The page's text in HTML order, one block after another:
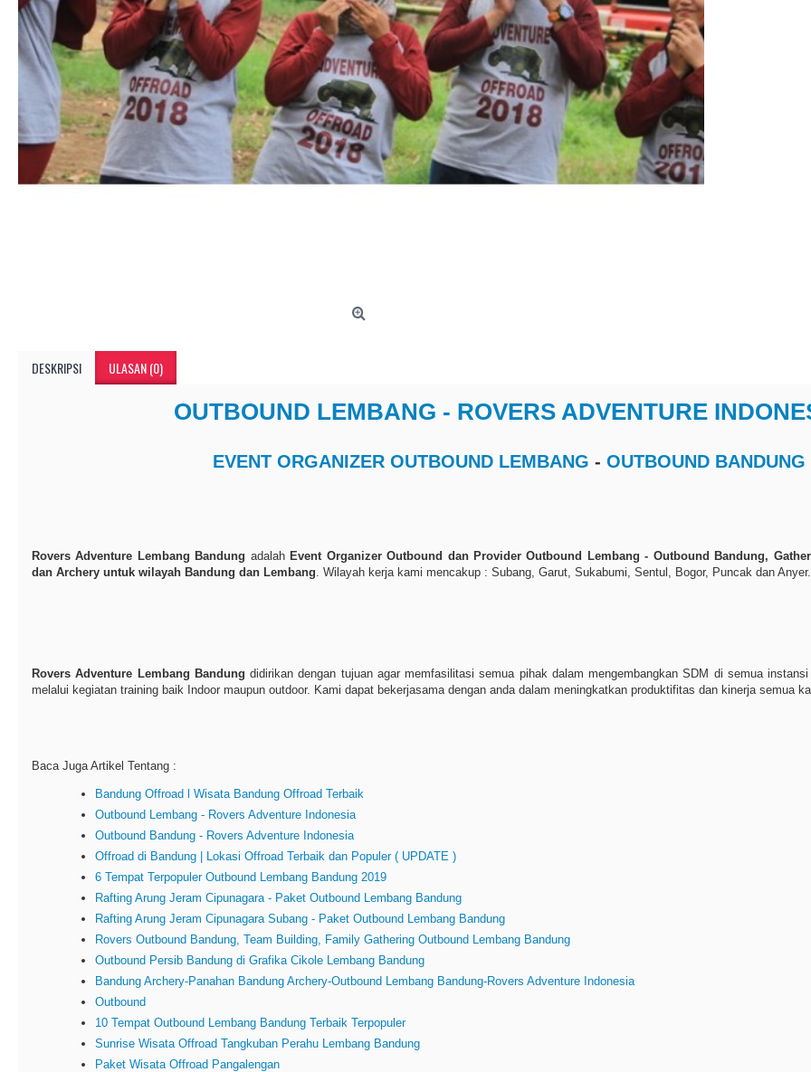
DESKRIPSI ULASAN (0)
OUTBOUND LEMBANG - ROVERS ADVENTURE
EVENT ORGANIZER OUTBOUND LEMBANG - OUTBOUND BANDUNG
Rovers Adventure Lembang Bandung adalah Event Organizer Outbound dan Provider Outbound Lembang - Outbound Bandung,
dan Archery untuk wilayah Bandung dan Lembang. Wilayah kerja kami mencakup : Subang, Garut, Sukabumi, Sentul, Bogor, Puncak dan
Rovers Adventure Lembang Bandung didirikan dengan tujuan agar memfasilitasi semua pihak dalam mengembangkan SDM di semua
melalui kegiatan training baik Indoor maupun outdoor. Kami dapat bekerjasama dengan anda dalam meningkatkan produktifitas dan kinerja semua
Baca Juga Artikel Tentang :
Bandung Offroad l Wisata Bandung Offroad Terbaik
Outbound Lembang - Rovers Adventure Indonesia
Outbound Bandung - Rovers Adventure Indonesia
Offroad di Bandung | Lokasi Offroad Terbaik dan Populer ( UPDATE )
6 Tempat Terpopuler Outbound Lembang Bandung 2019
Rafting Arung Jeram Cipunagara - Paket Outbound Lembang Bandung
Rafting Arung Jeram Cipunagara Subang - Paket Outbound Lembang Bandung
Rovers Outbound Bandung, Team Building, Family Gathering Outbound Lembang Bandung
Outbound Persib Bandung di Grafika Cikole Lembang Bandung
Bandung Archery-Panahan Bandung Archery-Outbound Lembang Bandung-Rovers Adventure Indonesia
Outbound
10 Tempat Outbound Lembang Bandung Terbaik Terpopuler
Sunrise Wisata Offroad Tangkuban Perahu Lembang Bandung
Paket Wisata Offroad Pangalengan